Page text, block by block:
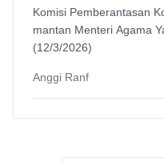
Komisi Pemberantasan
mantan Menteri Agama
(12/3/2026)
Anggi Ranf